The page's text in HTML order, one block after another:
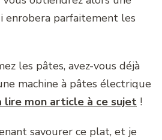
enrobera parfaitement les
les pâtes, avez-vous déjà
machine à pâtes électrique
lire mon article à ce sujet !
savourer ce plat, et je